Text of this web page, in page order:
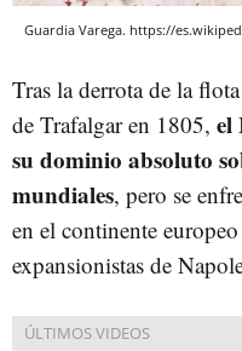
Guardia Varega. https://
Tras la derrota de la
de Trafalgar en 1805, el
su dominio absoluto
mundiales, pero se
en el continente
expansionistas de